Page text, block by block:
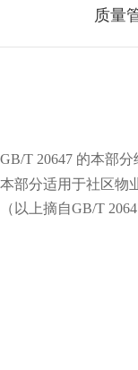
质量
GB/T 20647 的本部分
本部分适用于社区物
（以上摘自GB/T